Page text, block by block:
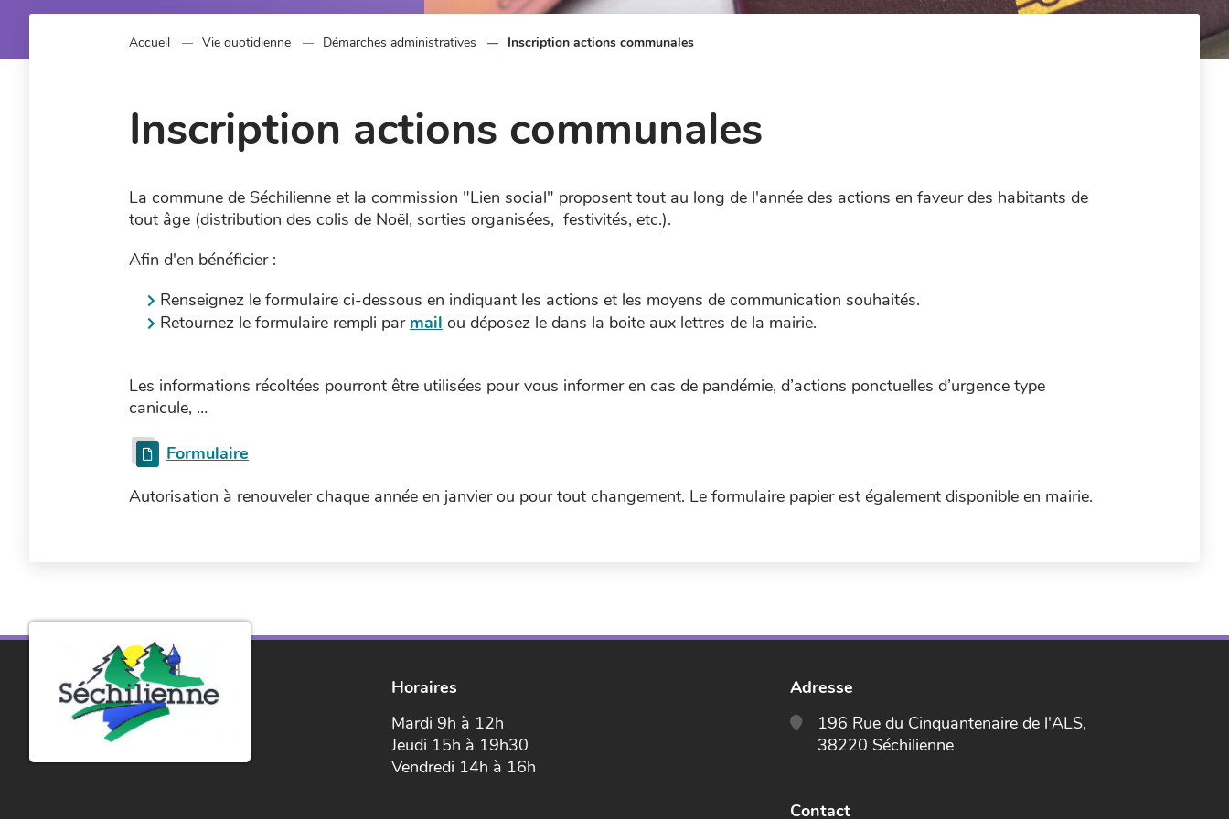
Accueil Vie quotidienne Démarches administratives Inscription actions communales
Inscription actions communales
La commune de Séchilienne et la commission "Lien social" proposent tout au long de l'année des actions en faveur des habitants de
tout âge (distribution des colis de Noël, sorties organisées, festivités, etc.).
Afin d'en bénéficier :
Renseignez le formulaire ci-dessous en indiquant les actions et les moyens de communication souhaités.
Retournez le formulaire rempli par mail ou déposez le dans la boite aux lettres de la mairie.
Les informations récoltées pourront être utilisées pour vous informer en cas de pandémie, d’actions ponctuelles d’urgence type
canicule, …
Formulaire
Autorisation à renouveler chaque année en janvier ou pour tout changement. Le formulaire papier est également disponible en mairie.
Horaires
Mardi 9h à 12h
Jeudi 15h à 19h30
Vendredi 14h à 16h
Adresse
196 Rue du Cinquantenaire de l'ALS,
38220 Séchilienne
Contact